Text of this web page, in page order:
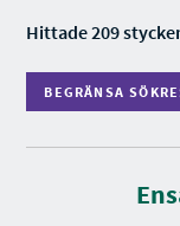
Hittade 209
BEGRÄNSA
S
S
Ö
K
E
S
e
l